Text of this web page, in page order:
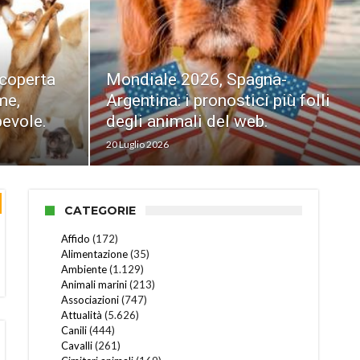
Mondiale 2026, Spagna-
Argentina: i pronostici più folli
degli animali del web.
20 Luglio 2026
su
ore
Equardo. Cani e gatti firmando il
registro: gli animali domestici
diventano testimoni di nozze.
13 Luglio 2026
CATEGORIE
Affido (172)
Alimentazione(35)
Ambiente(1.129)
Animali marini(213)
Associazioni(747)
Attualità (5.626)
Canili(444)
Cavalli(261)